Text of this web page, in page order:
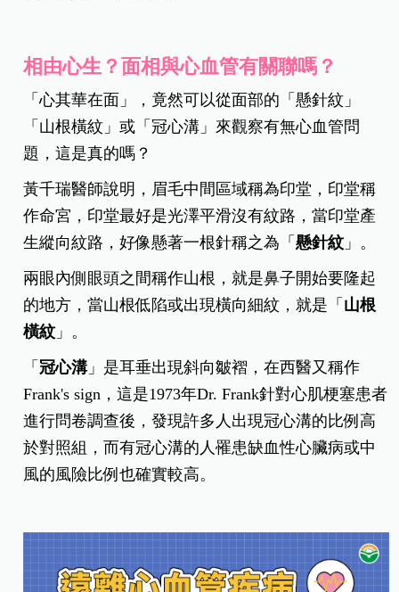
相由心生？面相與心血管有關聯嗎？
「心其華在面」，竟然可以從面部的「懸針紋」
「山根橫紋」或「冠心溝」來觀察有無心血管問
題，這是真的嗎？
黃千瑞醫師說明，眉毛中間區域稱為印堂，印堂稱
作命宮，印堂最好是光澤平滑沒有紋路，當印堂產
生縱向紋路，好像懸著一根針稱之為「懸針紋 」。
兩眼內側眼頭之間稱作山根，就是鼻子開始要隆起
的地方，當山根低陷或出現橫向細紋，就是「 山根
橫紋 」。
「 冠心溝」是耳垂出現斜向皺褶，在西醫又稱作
Frank's sign，這是1973年Dr. Frank針對心肌梗塞患者
進行問卷調查後，發現許多人出現冠心溝的比例高
於對照組，而有冠心溝的人罹患缺血性心臟病或中
風的風險比例也確實較高。